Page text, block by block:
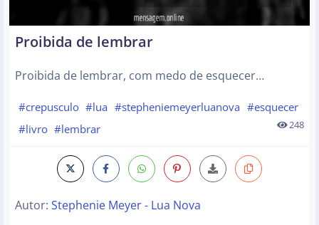
Proibida de lembrar
Proibida de lembrar, com medo de esquecer…
#crepusculo #lua #stepheniemeyerluanova #esquecer
#livro #lembrar 248
Autor: Stephenie Meyer - Lua Nova